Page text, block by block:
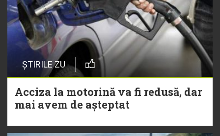
ȘTIRILE ZU
Acciza la motorină va fi redusă, dar
mai avem de așteptat